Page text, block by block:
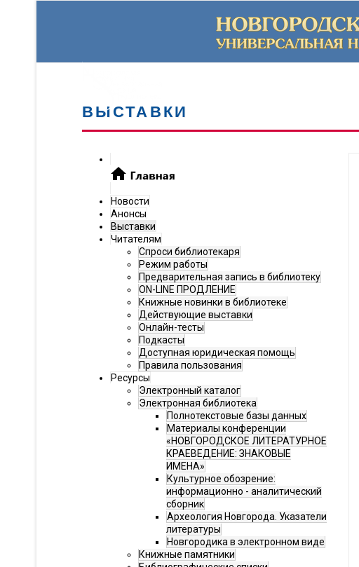
ВЫСТАВКИ
Новости
Анонсы
Выставки
Читателям
Спроси библиотекаря
Режим работы
Предварительная запись в библиотеку
ON-LINE ПРОДЛЕНИЕ
Книжные новинки в библиотеке
Действующие выставки
Онлайн-тесты
Подкасты
Доступная юридическая помощь
Правила пользования
Ресурсы
Электронный каталог
Электронная библиотека
Полнотекстовые базы данных
Материалы конференции
«НОВГОРОДСКОЕ ЛИТЕРАТУРНОЕ
КРАЕВЕДЕНИЕ: ЗНАКОВЫЕ
ИМЕНА»
Культурное обозрение:
информационно - аналитический
сборник
Археология Новгорода. Указатели
литературы
Новгородика в электронном виде
Книжные памятники